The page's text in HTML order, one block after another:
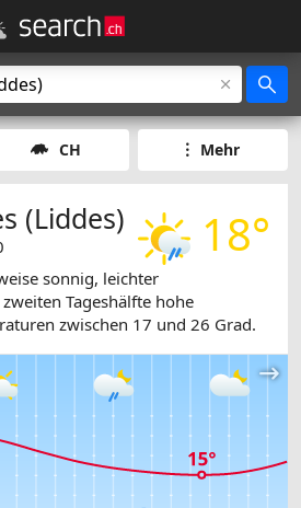
CH Mehr
18°
(Liddes)
sonnig, leichter
Tageshälfte hohe
zwischen 17 und 26 Grad.